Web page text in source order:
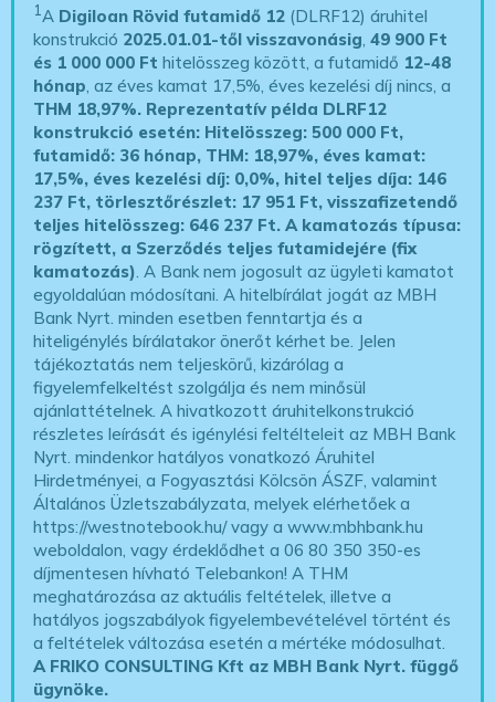
1A Digiloan Rövid futamidő 12 (DLRF12) áruhitel
konstrukció 2025.01.01-től visszavonásig,49 900 Ft
és 1 000 000 Ft hitelösszeg között, a futamidő 12-48
hónap, az éves kamat 17,5%, éves kezelési díj nincs, a
THM 18,97%. Reprezentatív példa DLRF12
konstrukció esetén: Hitelösszeg: 500 000 Ft,
futamidő: 36 hónap, THM: 18,97%, éves kamat:
17,5%, éves kezelési díj: 0,0%, hitel teljes díja: 146
237 Ft, törlesztőrészlet: 17 951 Ft, visszafizetendő
teljes hitelösszeg: 646 237 Ft.A kamatozás típusa:
rögzített, a Szerződés teljes futamidejére (fix
kamatozás). A Bank nem jogosult az ügyleti kamatot
egyoldalúan módosítani. A hitelbírálat jogát az MBH
Bank Nyrt. minden esetben fenntartja és a
hiteligénylés bírálatakor önerőt kérhet be. Jelen
tájékoztatás nem teljeskörű, kizárólag a
figyelemfelkeltést szolgálja és nem minősül
ajánlattételnek. A hivatkozott áruhitelkonstrukció
részletes leírását és igénylési feltélteleit az MBH Bank
Nyrt. mindenkor hatályos vonatkozó Áruhitel
Hirdetményei, a Fogyasztási Kölcsön ÁSZF, valamint
Általános Üzletszabályzata, melyek elérhetőek a
https://westnotebook.hu/vagy a www.mbhbank.hu
weboldalon, vagy érdeklődhet a 06 80 350 350-es
díjmentesen hívható Telebankon! A THM
meghatározása az aktuális feltételek, illetve a
hatályos jogszabályok figyelembevételével történt és
a feltételek változása esetén a mértéke módosulhat.
A FRIKO CONSULTING Kft az MBH Bank Nyrt. függő
ügynöke.